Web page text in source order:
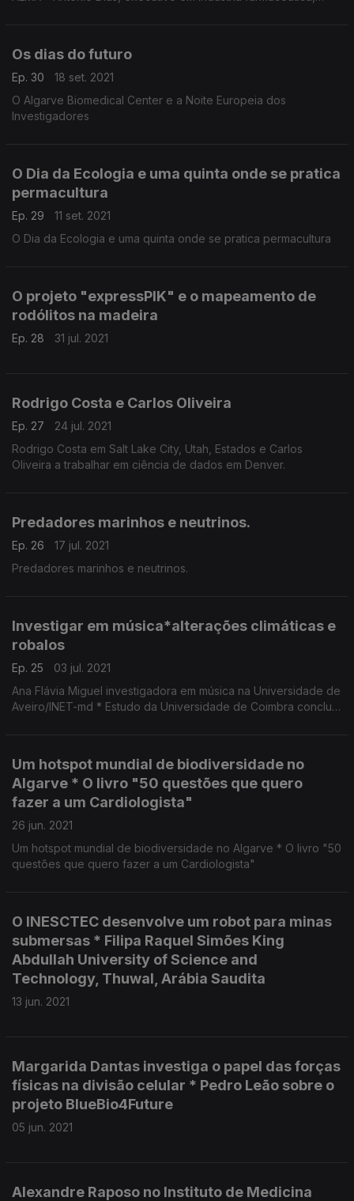
Os dias do futuro
Ep. 30
18 set. 2021
O Algarve Biomedical Center e a Noite Europeia dos
Investigadores
O Dia da Ecologia e uma quinta onde se pratica
permacultura
Ep. 29
11 set. 2021
O Dia da Ecologia e uma quinta onde se pratica permacultura
O projeto "expressPIK" e o mapeamento de
rodólitos na madeira
Ep. 28 31 jul. 2021
Rodrigo Costa e Carlos Oliveira
Ep. 27
24 jul. 2021
Rodrigo Costa em Salt Lake City, Utah, Estados e Carlos
Oliveira a trabalhar em ciência de dados em Denver.
Predadores marinhos e neutrinos.
Ep. 26
17 jul. 2021
Predadores marinhos e neutrinos.
Investigar em música*alterações climáticas e
robalos
Ep. 25
03 jul. 2021
Ana Flávia Miguel investigadora em música na Universidade de
Aveiro/INET-md * Estudo da Universidade de Coimbra conclui
Um hotspot mundial de biodiversidade no
Algarve * O livro "50 questões que quero
fazer a um Cardiologista"
26 jun. 2021
Um hotspot mundial de biodiversidade no Algarve * O livro "50
questões que quero fazer a um Cardiologista"
O INESCTEC desenvolve um robot para minas
submersas * Filipa Raquel Simões King
Abdullah University of Science and
Technology, Thuwal, Arábia Saudita
13 jun. 2021
Margarida Dantas investiga o papel das forças
físicas na divisão celular * Pedro Leão sobre o
projeto BlueBio4Future
05 jun. 2021
Alexandre Raposo no Instituto de Medicina